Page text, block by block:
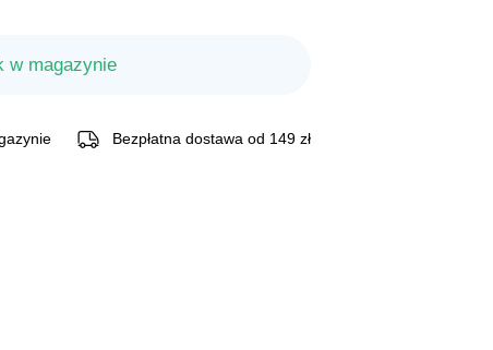
w magazynie
Bezpłatna dostawa od 149 zł